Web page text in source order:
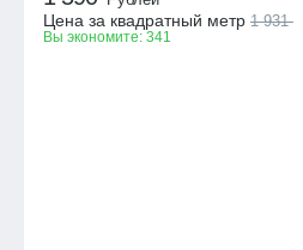
Цена за квадратный метр 1 931
Вы экономите: 341